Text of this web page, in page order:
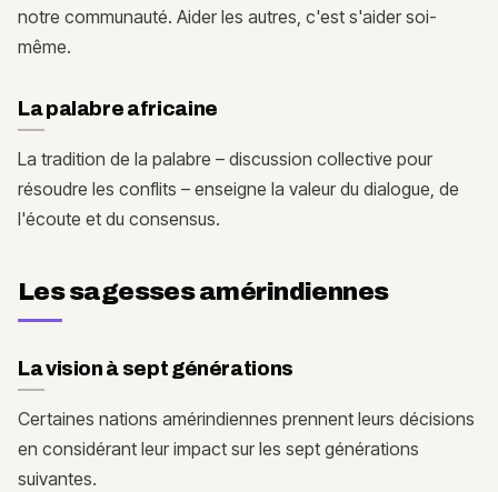
notre communauté. Aider les autres, c'est s'aider soi-
même.
La palabre africaine
La tradition de la palabre – discussion collective pour
résoudre les conflits – enseigne la valeur du dialogue, de
l'écoute et du consensus.
Les sagesses amérindiennes
La vision à sept générations
Certaines nations amérindiennes prennent leurs décisions
en considérant leur impact sur les sept générations
suivantes.